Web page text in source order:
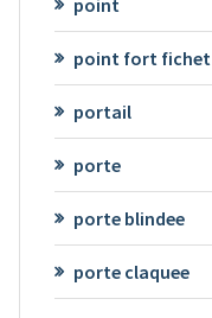
point
point fort fichet
portail
porte
porte blindee
porte claquee